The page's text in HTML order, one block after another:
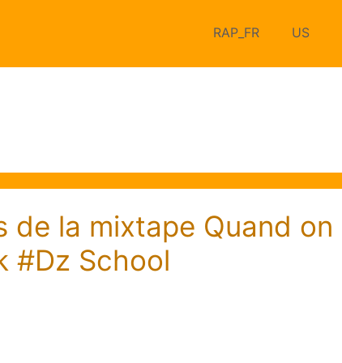
RAP_FR US
de la mixtape Quand on
#Dz School